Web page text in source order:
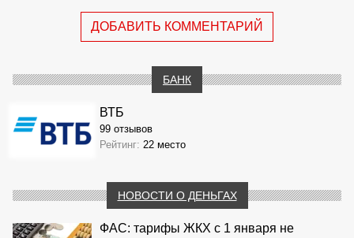
ДОБАВИТЬ КОММЕНТАРИЙ
БАНК
ВТБ
99 отзывов
Рейтинг: 22 место
НОВОСТИ О ДЕНЬГАХ
ФАС: тарифы ЖКХ с 1 января не